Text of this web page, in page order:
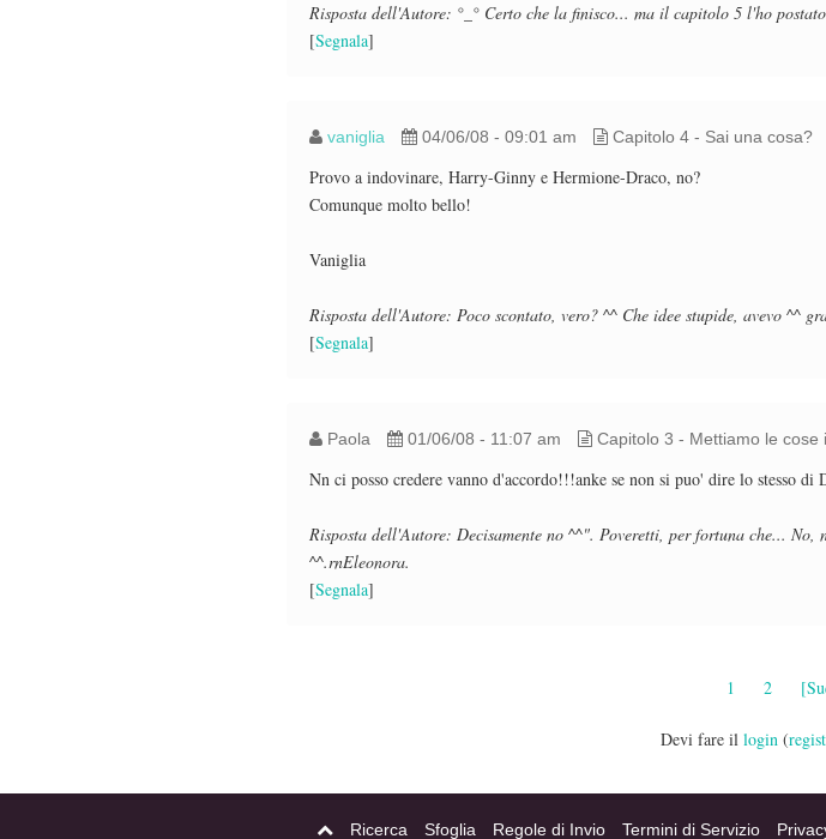
Risposta dell'Autore: °_° Certo che la finisco... ma il capitolo 5 l'ho
[Segnala]
vaniglia 04/06/08 - 09:01 am Capitolo 4 - Sai una cosa?
Provo a indovinare, Harry-Ginny e Hermione-Draco, no?
Comunque molto bello!
Vaniglia
Risposta dell'Autore: Poco scontato, vero? ^^ Che idee stupide, avevo ^^
[Segnala]
Paola 01/06/08 - 11:07 am Capitolo 3 - Mettiamo le cose
Nn ci posso credere vanno d'accordo!!!anke se non si puo' dire lo stesso di
Risposta dell'Autore: Decisamente no ^^". Poveretti, per fortuna che...
^^.rnEleonora.
[Segnala]
1 2
Devi fare il login (
Ricerca Sfoglia Regole di Invio Termini di Servizio